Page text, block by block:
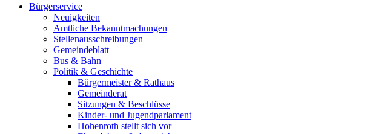
Bürgerservice
Neuigkeiten
Amtliche Bekanntmachungen
Stellenausschreibungen
Gemeindeblatt
Bus & Bahn
Politik & Geschichte
Bürgermeister & Rathaus
Gemeinderat
Sitzungen & Beschlüsse
Kinder- und Jugendparlament
Hohenroth stellt sich vor